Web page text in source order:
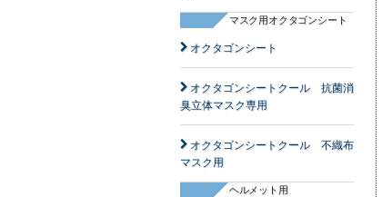
マスク用オクタゴンシート
オクタゴンシート
オクタゴンシートクール 抗菌消
臭立体マスク専用
オクタゴンシートクール 不織布
マスク用
ヘルメット用